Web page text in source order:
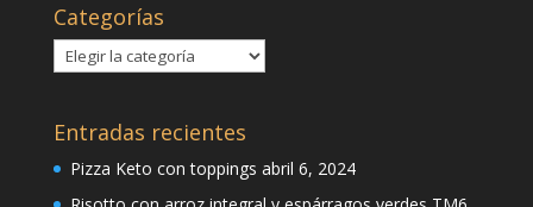
Categorías
Categorías
Entradas recientes
Pizza Keto con toppings abril 6, 2024